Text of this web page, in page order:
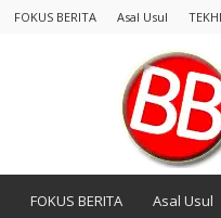
FOKUS BERITA Asal Usul
FOKUS BERITA Asal Usul